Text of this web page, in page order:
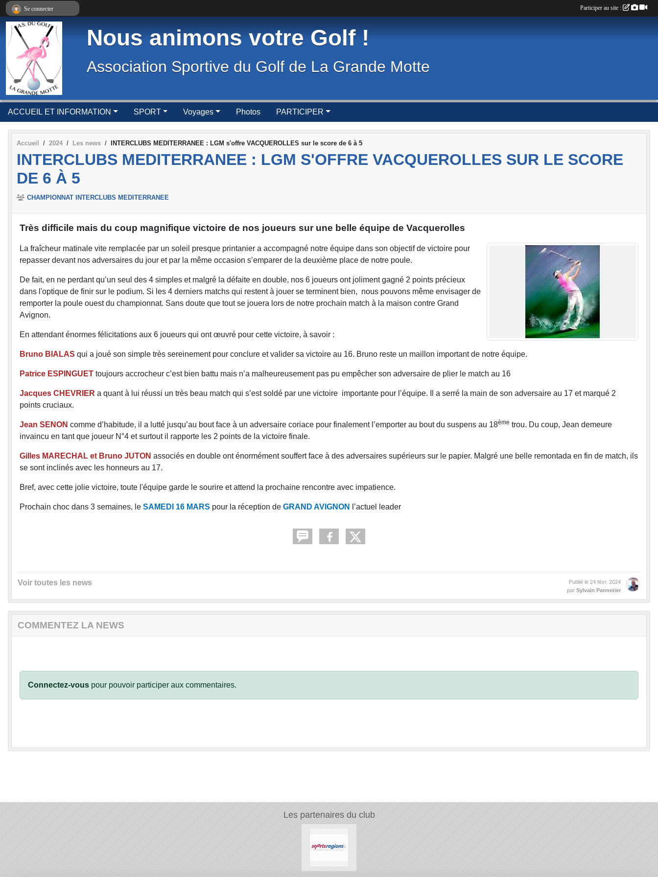
Nous animons votre Golf !
Association Sportive du Golf de La Grande Motte
ACCUEIL ET INFORMATION SPORT Voyages Photos PARTICIPER
Accueil 2024 Les news INTERCLUBS MEDITERRANEE : LGM s'offre VACQUEROLLES sur le score de 6 à 5
INTERCLUBS MEDITERRANEE : LGM S'OFFRE VACQUEROLLES SUR LE SCORE
DE 6 À 5
CHAMPIONNAT INTERCLUBS MEDITERRANEE
Très difficile mais du coup magnifique victoire de nos joueurs sur une belle équipe de Vacquerolles
La fraîcheur matinale vite remplacée par un soleil presque printanier a accompagné notre équipe dans son objectif de victoire pour
repasser devant nos adversaires du jour et par la même occasion s’emparer de la deuxième place de notre poule.
De fait, en ne perdant qu’un seul des 4 simples et malgré la défaite en double, nos 6 joueurs ont joliment gagné 2 points précieux
dans l'optique de finir sur le podium. Si les 4 derniers matchs qui restent à jouer se terminent bien, nous pouvons même envisager de
remporter la poule ouest du championnat. Sans doute que tout se jouera lors de notre prochain match à la maison contre Grand
Avignon.
En attendant énormes félicitations aux 6 joueurs qui ont œuvré pour cette victoire, à savoir :
Bruno BIALAS qui a joué son simple très sereinement pour conclure et valider sa victoire au 16. Bruno reste un maillon important de notre équipe.
Patrice ESPINGUET toujours accrocheur c’est bien battu mais n’a malheureusement pas pu empêcher son adversaire de plier le match au 16
Jacques CHEVRIER a quant à lui réussi un très beau match qui s’est soldé par une victoire importante pour l’équipe. Il a serré la main de son adversaire au 17 et marqué 2
points cruciaux.
Jean SENON comme d’habitude, il a lutté jusqu’au bout face à un adversaire coriace pour finalement l’emporter au bout du suspens au 18ème trou. Du coup, Jean demeure
invaincu en tant que joueur N°4 et surtout il rapporte les 2 points de la victoire finale.
Gilles MARECHAL et Bruno JUTON associés en double ont énormément souffert face à des adversaires supérieurs sur le papier. Malgré une belle remontada en fin de match, ils
se sont inclinés avec les honneurs au 17.
Bref, avec cette jolie victoire, toute l'équipe garde le sourire et attend la prochaine rencontre avec impatience.
Prochain choc dans 3 semaines, le SAMEDI 16 MARS pour la réception de GRAND AVIGNON l’actuel leader
Voir toutes les news Publié le 24 févr. 2024
par Sylvain Pannetier
COMMENTEZ LA NEWS
Connectez-vous pour pouvoir participer aux commentaires.
Les partenaires du club
Se connecter Participer au site :
Panneau de gestion des cookies